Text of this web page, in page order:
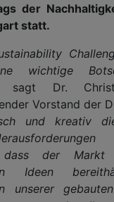
der
statt.
wichtige
Dr.
Vorstand der
und kreativ
dass der Markt
Ideen
unserer